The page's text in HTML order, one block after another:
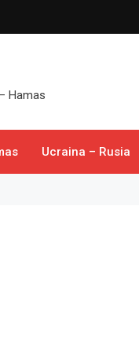
Hamas
Ucraina – Rusia